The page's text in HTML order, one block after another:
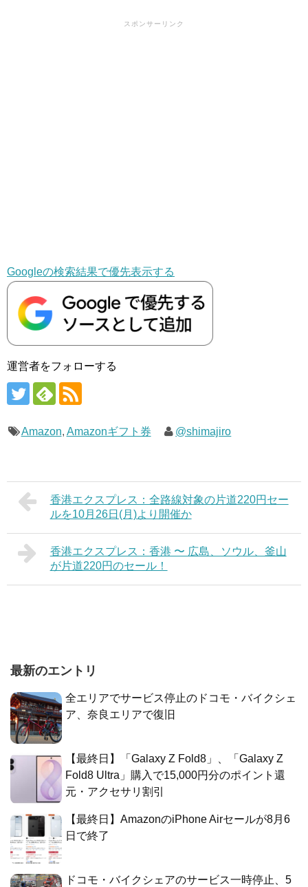
スポンサーリンク
Googleの検索結果で優先表示する
運営者をフォローする
Amazon, Amazonギフト券 @shimajiro
香港エクスプレス：全路線対象の片道220円セー
ルを10月26日(月)より開催か
香港エクスプレス：香港 〜 広島、ソウル、釜山
が片道220円のセール！
最新のエントリ
全エリアでサービス停止のドコモ・バイクシェ
ア、奈良エリアで復旧
【最終日】「Galaxy Z Fold8」、「Galaxy Z
Fold8 Ultra」購入で15,000円分のポイント還
元・アクセサリ割引
【最終日】AmazonのiPhone Airセールが8月6
日で終了
ドコモ・バイクシェアのサービス一時停止、5